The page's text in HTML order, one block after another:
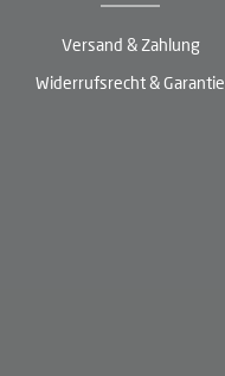
Versand & Zahlung
Widerrufsrecht & Garantie